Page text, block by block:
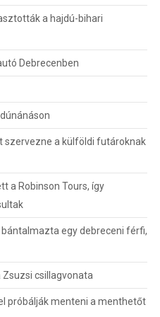
a hajdú-bihari
Debrecenben
szervezne a külföldi futároknak
a Robinson Tours, így
egy debreceni férfi,
csillagvonata
próbálják menteni a menthetőt